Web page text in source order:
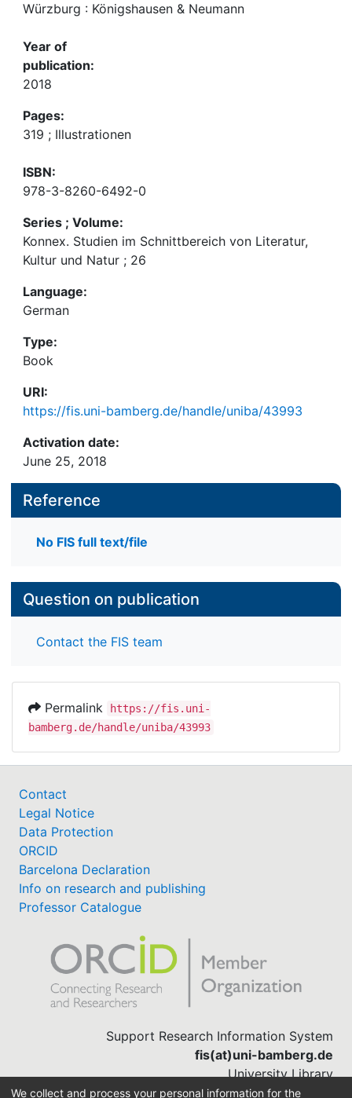
Würzburg : Königshausen & Neumann
Year of
publication:
2018
Pages:
319 ; Illustrationen
ISBN:
978-3-8260-6492-0
Series ; Volume:
Konnex. Studien im Schnittbereich von Literatur,
Kultur und Natur ; 26
Language:
German
Type:
Book
URI:
https://fis.uni-bamberg.de/handle/uniba/43993
Activation date:
June 25, 2018
Reference
No FIS full text/file
Question on publication
Contact the FIS team
Permalink
https://fis.uni-
bamberg.de/handle/uniba/43993
Contact
Legal Notice
Data Protection
ORCID
Barcelona Declaration
Info on research and publishing
Professor Catalogue
Support Research Information System
fis(at)uni-bamberg.de
University Library
(0951) 863-1568
We collect and process your personal information for the